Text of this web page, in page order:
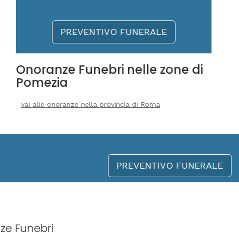
PREVENTIVO FUNERALE
Onoranze Funebri nelle zone di
Pomezia
vai alle onoranze nella provincia di Roma
PREVENTIVO FUNERALE
Funebri